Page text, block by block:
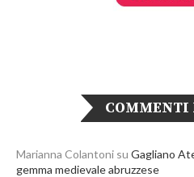
COMMENTI
Marianna Colantoni su Gagliano
gemma medievale abruzzese